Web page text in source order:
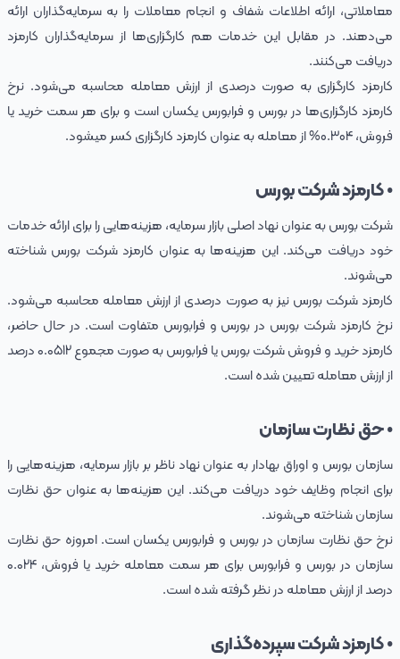
معاملاتی، ارائه اطلاعات شفاف و انجام معاملات را به سرمایه‌گذاران ارائه
می‌دهند. در مقابل این خدمات هم کارگزاری‌ها از سرمایه‌گذاران کارمزد
دریافت می‌کنند.
کارمزد کارگزاری به صورت درصدی از ارزش معامله محاسبه می‌شود. نرخ
کارمزد کارگزاری‌ها در بورس و فرابورس یکسان است و برای هر سمت خرید یا
فروش، 0.304% از معامله به عنوان کارمزد کارگزاری کسر می‎شود.
• کارمزد شرکت بورس
شرکت بورس به عنوان نهاد اصلی بازار سرمایه، هزینه‌هایی را برای ارائه خدمات
خود دریافت می‌کند. این هزینه‌ها به عنوان کارمزد شرکت بورس شناخته
می‌شوند.
کارمزد شرکت بورس نیز به صورت درصدی از ارزش معامله محاسبه می‌شود.
نرخ کارمزد شرکت بورس در بورس و فرابورس متفاوت است. در حال حاضر،
کارمزد خرید و فروش شرکت بورس یا فرابورس به صورت مجموع ۰.۰512 درصد
از ارزش معامله تعیین شده است.
• حق نظارت سازمان
سازمان بورس و اوراق بهادار به عنوان نهاد ناظر بر بازار سرمایه، هزینه‌هایی را
برای انجام وظایف خود دریافت می‌کند. این هزینه‌ها به عنوان حق نظارت
سازمان شناخته می‌شوند.
نرخ حق نظارت سازمان در بورس و فرابورس یکسان است. امروزه حق نظارت
سازمان در بورس و فرابورس برای هر سمت معامله خرید یا فروش، ۰.۰24
درصد از ارزش معامله در نظر گرفته شده است.
• کارمزد شرکت سپرده‌گذاری